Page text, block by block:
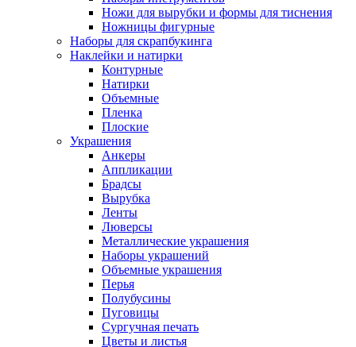
Ножи для вырубки и формы для тиснения
Ножницы фигурные
Наборы для скрапбукинга
Наклейки и натирки
Контурные
Натирки
Объемные
Пленка
Плоские
Украшения
Анкеры
Аппликации
Брадсы
Вырубка
Ленты
Люверсы
Металлические украшения
Наборы украшений
Объемные украшения
Перья
Полубусины
Пуговицы
Сургучная печать
Цветы и листья